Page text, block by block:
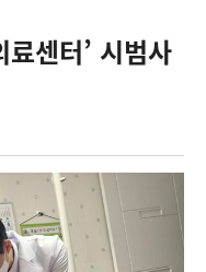
센터’ 시범사